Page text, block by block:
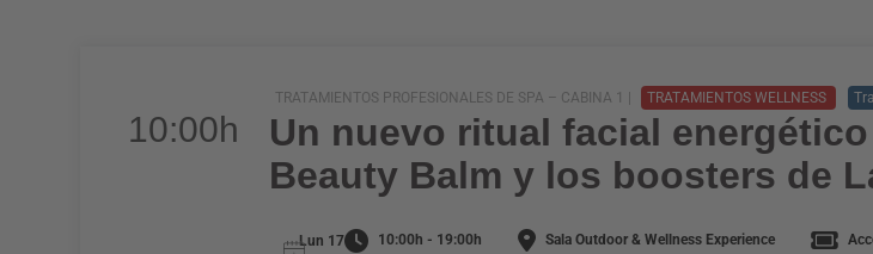
10:00h
TRATAMIENTOS PROFESIONALES DE SPA – CABINA 1 | TRATAMIENTOS WELLNESS
Un nuevo ritual facial
Beauty Balm y los boosters de
Lun 17 10:00h - 19:00h Sala Outdoor & Wellness Experience